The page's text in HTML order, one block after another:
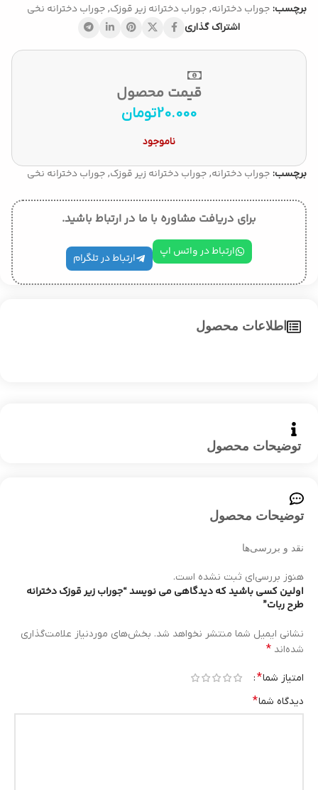
برچسب: جوراب دخترانه, جوراب دخترانه زیر قوزک, جوراب دخترانه نخی
اشتراک گذاری
قیمت محصول
20.000تومان
ناموجود
برچسب: جوراب دخترانه, جوراب دخترانه زیر قوزک, جوراب دخترانه نخی
برای دریافت مشاوره با ما در ارتباط باشید.
ارتباط در واتس اپ ارتباط در تلگرام
توضیحات محصول
اطلاعات محصول
توضیحات محصول
نقد و بررسی‌ها
هنوز بررسی‌ای ثبت نشده است.
اولین کسی باشید که دیدگاهی می نویسد “جوراب زیر قوزک دخترانه
طرح ربات”
نشانی ایمیل شما منتشر نخواهد شد. بخش‌های موردنیاز علامت‌گذاری
شده‌اند *
امتیاز شما*
دیدگاه شما*